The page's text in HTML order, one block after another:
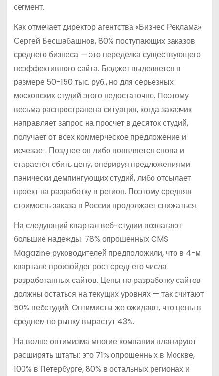
сегмент.
Как отмечает директор агентства «Бизнес Реклама»
Сергей Бесшабашнов, 80% поступающих заказов
среднего бизнеса — это переделка существующего
неэффективного сайта. Бюджет выделяется в
размере 50-150 тыс. руб., но для серьезных
московских студий этого недостаточно. Поэтому
весьма распространена ситуация, когда заказчик
направляет запрос на просчет в десяток студий,
получает от всех коммерческое предложение и
исчезает. Позднее он либо появляется снова и
старается сбить цену, оперируя предложениями
панически демпингующих студий, либо отсылает
проект на разработку в регион. Поэтому средняя
стоимость заказа в России продолжает снижаться.
На следующий квартал веб-студии возлагают
большие надежды. 78% опрошенных CMS
Magazine руководителей предположили, что в 4-м
квартале произойдет рост среднего числа
разработанных сайтов. Цены на разработку сайтов
должны остаться на текущих уровнях — так считают
50% вебстудий. Оптимисты же ожидают, что цены в
среднем по рынку вырастут 43%.
На волне оптимизма многие компании планируют
расширять штаты: это 71% опрошенных в Москве,
100% в Петербурге, 80% в остальных регионах и